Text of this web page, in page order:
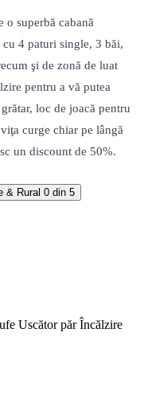
o superbă cabană
4 paturi single, 3 băi,
şi de zonă de luat
pentru a vă putea
loc de joacă pentru
curge chiar pe lângă
un discount de 50%.
& Rural 0 din 5
Uscător păr Încălzire